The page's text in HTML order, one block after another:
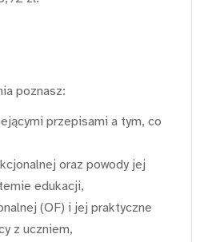
poznasz:
przepisami a tym, co
oraz powody jej
edukacji,
(OF) i jej praktyczne
z uczniem,